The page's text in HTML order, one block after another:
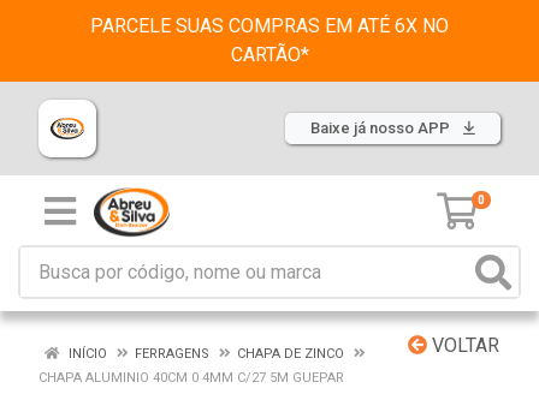
PARCELE SUAS COMPRAS EM ATÉ 6X NO
CARTÃO*
Baixe já nosso APP
0
VOLTAR
INÍCIO FERRAGENS
CHAPA DE ZINCO
CHAPA ALUMINIO 40CM 0 4MM C/27 5M GUEPAR